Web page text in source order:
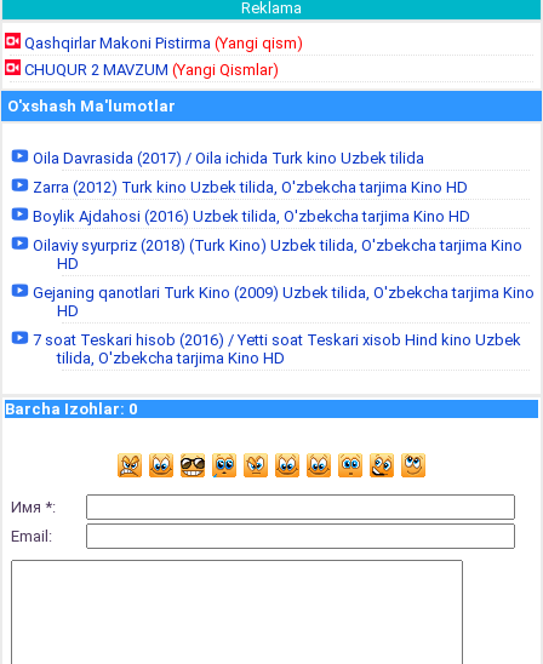
Reklama
Qashqirlar Makoni Pistirma (Yangi qism)
CHUQUR 2 MAVZUM (Yangi Qismlar)
O'xshash Ma'lumotlar
Oila Davrasida (2017) / Oila ichida Turk kino Uzbek tilida
Zarra (2012) Turk kino Uzbek tilida, O'zbekcha tarjima Kino HD
Boylik Ajdahosi (2016) Uzbek tilida, O'zbekcha tarjima Kino HD
Oilaviy syurpriz (2018) (Turk Kino) Uzbek tilida, O'zbekcha tarjima Kino
HD
Gejaning qanotlari Turk Kino (2009) Uzbek tilida, O'zbekcha tarjima Kino
HD
7 soat Teskari hisob (2016) / Yetti soat Teskari xisob Hind kino Uzbek
tilida, O'zbekcha tarjima Kino HD
Barcha Izohlar: 0
Имя *:
Email: